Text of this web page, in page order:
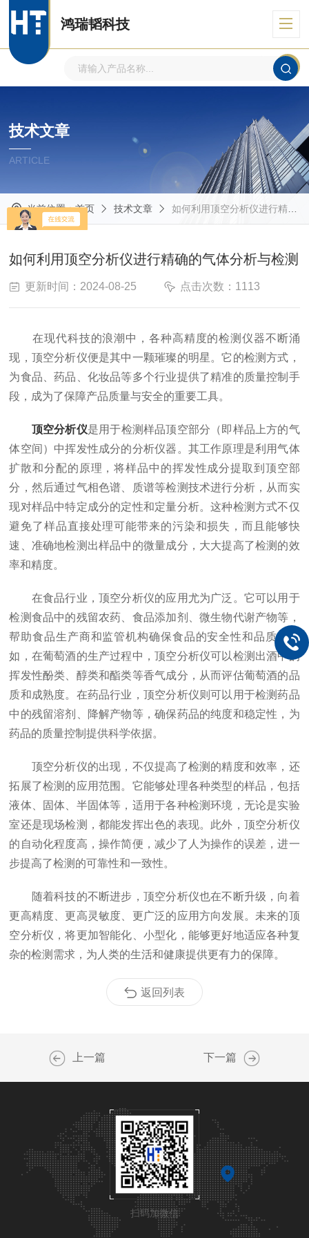
鸿瑞韬科技
技术文章
ARTICLE
当前位置：首页 技术文章 如何利用顶空分析仪进行精确的气体分析与检测
如何利用顶空分析仪进行精确的气体分析与检测
更新时间：2024-08-25 点击次数：1113
在现代科技的浪潮中，各种高精度的检测仪器不断涌
现，顶空分析仪便是其中一颗璀璨的明星。它的检测方式，
为食品、药品、化妆品等多个行业提供了精准的质量控制手
段，成为了保障产品质量与安全的重要工具。
顶空分析仪是用于检测样品顶空部分（即样品上方的气
体空间）中挥发性成分的分析仪器。其工作原理是利用气体
扩散和分配的原理，将样品中的挥发性成分提取到顶空部
分，然后通过气相色谱、质谱等检测技术进行分析，从而实
现对样品中特定成分的定性和定量分析。这种检测方式不仅
避免了样品直接处理可能带来的污染和损失，而且能够快
速、准确地检测出样品中的微量成分，大大提高了检测的效
率和精度。
在食品行业，顶空分析仪的应用尤为广泛。它可以用于
检测食品中的残留农药、食品添加剂、微生物代谢产物等，
帮助食品生产商和监管机构确保食品的安全性和品质。例
如，在葡萄酒的生产过程中，顶空分析仪可以检测出酒中的
挥发性酚类、醇类和酯类等香气成分，从而评估葡萄酒的品
质和成熟度。在药品行业，顶空分析仪则可以用于检测药品
中的残留溶剂、降解产物等，确保药品的纯度和稳定性，为
药品的质量控制提供科学依据。
顶空分析仪的出现，不仅提高了检测的精度和效率，还
拓展了检测的应用范围。它能够处理各种类型的样品，包括
液体、固体、半固体等，适用于各种检测环境，无论是实验
室还是现场检测，都能发挥出色的表现。此外，顶空分析仪
的自动化程度高，操作简便，减少了人为操作的误差，进一
步提高了检测的可靠性和一致性。
随着科技的不断进步，顶空分析仪也在不断升级，向着
更高精度、更高灵敏度、更广泛的应用方向发展。未来的顶
空分析仪，将更加智能化、小型化，能够更好地适应各种复
杂的检测需求，为人类的生活和健康提供更有力的保障。
返回列表
上一篇 下一篇
扫码加微信